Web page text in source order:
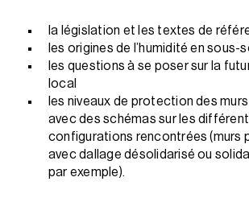
la législation et les textes de
les origines de l’humidité en sous-
les questions à se poser sur la
local
les niveaux de protection des
avec des schémas sur les
configurations rencontrées (murs
avec dallage désolidarisé ou
par exemple).